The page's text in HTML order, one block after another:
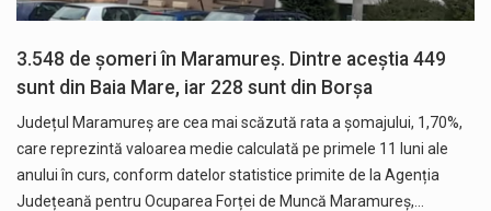
3.548 de șomeri în Maramureș. Dintre aceștia 449
sunt din Baia Mare, iar 228 sunt din Borșa
Județul Maramureș are cea mai scăzută rata a șomajului, 1,70%,
care reprezintă valoarea medie calculată pe primele 11 luni ale
anului în curs, conform datelor statistice primite de la Agenția
Județeană pentru Ocuparea Forței de Muncă Maramureș,…